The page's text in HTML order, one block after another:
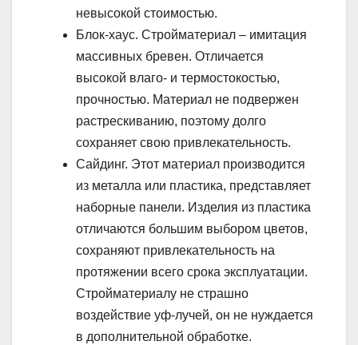
невысокой стоимостью.
Блок-хаус. Стройматериал – имитация
массивных бревен. Отличается
высокой влаго- и термостокостью,
прочностью. Материал не подвержен
растрескиванию, поэтому долго
сохраняет свою привлекательность.
Сайдинг. Этот материал производится
из металла или пластика, представляет
наборные панели. Изделия из пластика
отличаются большим выбором цветов,
сохраняют привлекательность на
протяжении всего срока эксплуатации.
Стройматериалу не страшно
воздействие уф-лучей, он не нуждается
в дополнительной обработке.